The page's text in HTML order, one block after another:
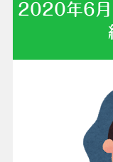
2020年6月
まったな
止への